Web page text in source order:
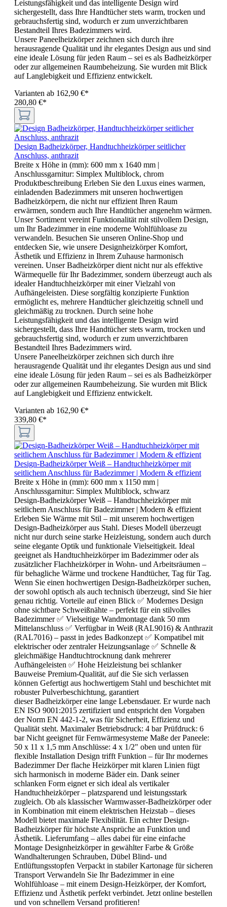
Leistungsfähigkeit und das intelligente Design wird
sichergestellt, dass Ihre Handtücher stets warm, trocken und
gebrauchsfertig sind, wodurch er zum unverzichtbaren
Bestandteil Ihres Badezimmers wird.
Unsere Paneelheizkörper zeichnen sich durch ihre
herausragende Qualität und ihr elegantes Design aus und sind
eine ideale Lösung für jeden Raum – sei es als Badheizkörper
oder zur allgemeinen Raumbeheizung. Sie wurden mit Blick
auf Langlebigkeit und Effizienz entwickelt.
Varianten ab 162,90 €*
280,80 €*
Design Badheizkörper, Handtuchheizkörper seitlicher
Anschluss, anthrazit
Breite x Höhe in (mm): 600 mm x 1640 mm |
Anschlussgarnitur: Simplex Multiblock, chrom
Produktbeschreibung Erleben Sie den Luxus eines warmen,
einladenden Badezimmers mit unseren hochwertigen
Badheizkörpern, die nicht nur effizient Ihren Raum
erwärmen, sondern auch Ihre Handtücher angenehm wärmen.
Unser Sortiment vereint Funktionalität mit stilvollem Design,
um Ihr Badezimmer in eine moderne Wohlfühloase zu
verwandeln. Besuchen Sie unseren Online-Shop und
entdecken Sie, wie unsere Designheizkörper Komfort,
Ästhetik und Effizienz in Ihrem Zuhause harmonisch
vereinen. Unser Badheizkörper dient nicht nur als effektive
Wärmequelle für Ihr Badezimmer, sondern überzeugt auch als
idealer Handtuchheizkörper mit einer Vielzahl von
Aufhängeleisten. Diese sorgfältig konzipierte Funktion
ermöglicht es, mehrere Handtücher gleichzeitig schnell und
gleichmäßig zu trocknen. Durch seine hohe
Leistungsfähigkeit und das intelligente Design wird
sichergestellt, dass Ihre Handtücher stets warm, trocken und
gebrauchsfertig sind, wodurch er zum unverzichtbaren
Bestandteil Ihres Badezimmers wird.
Unsere Paneelheizkörper zeichnen sich durch ihre
herausragende Qualität und ihr elegantes Design aus und sind
eine ideale Lösung für jeden Raum – sei es als Badheizkörper
oder zur allgemeinen Raumbeheizung. Sie wurden mit Blick
auf Langlebigkeit und Effizienz entwickelt.
Varianten ab 162,90 €*
339,80 €*
Design-Badheizkörper Weiß – Handtuchheizkörper mit
seitlichem Anschluss für Badezimmer | Modern & effizient
Breite x Höhe in (mm): 600 mm x 1150 mm |
Anschlussgarnitur: Simplex Multiblock, schwarz
Design-Badheizkörper Weiß – Handtuchheizkörper mit
seitlichem Anschluss für Badezimmer | Modern & effizient
Erleben Sie Wärme mit Stil – mit unserem hochwertigen
Design-Badheizkörper aus Stahl. Dieses Modell überzeugt
nicht nur durch seine starke Heizleistung, sondern auch durch
seine elegante Optik und funktionale Vielseitigkeit. Ideal
geeignet als Handtuchheizkörper im Badezimmer oder als
zusätzlicher Flachheizkörper in Wohn- und Arbeitsräumen –
für behagliche Wärme und trockene Handtücher, Tag für Tag.
Wenn Sie einen hochwertigen Design-Badheizkörper suchen,
der sowohl optisch als auch technisch überzeugt, sind Sie hier
genau richtig. Vorteile auf einen Blick ✅ Modernes Design
ohne sichtbare Schweißnähte – perfekt für ein stilvolles
Badezimmer ✅ Vielseitige Wandmontage dank 50 mm
Mittelanschluss ✅ Verfügbar in Weiß (RAL9016) & Anthrazit
(RAL7016) – passt in jedes Badkonzept ✅ Kompatibel mit
elektrischer oder zentraler Heizungsanlage ✅ Schnelle &
gleichmäßige Handtuchtrocknung dank mehrerer
Aufhängeleisten ✅ Hohe Heizleistung bei schlanker
Bauweise Premium-Qualität, auf die Sie sich verlassen
können Gefertigt aus hochwertigem Stahl und beschichtet mit
robuster Pulverbeschichtung, garantiert
dieser Badheizkörper eine lange Lebensdauer. Er wurde nach
EN ISO 9001:2015 zertifiziert und entspricht den Vorgaben
der Norm EN 442-1-2, was für Sicherheit, Effizienz und
Qualität steht. Maximaler Betriebsdruck: 4 bar Prüfdruck: 6
bar Nicht geeignet für Fernwärmesysteme Maße der Paneele:
50 x 11 x 1,5 mm Anschlüsse: 4 x 1/2" oben und unten für
flexible Installation Design trifft Funktion – für Ihr modernes
Badezimmer Der flache Heizkörper mit klaren Linien fügt
sich harmonisch in moderne Bäder ein. Dank seiner
schlanken Form eignet er sich ideal als vertikaler
Handtuchheizkörper – platzsparend und leistungsstark
zugleich. Ob als klassischer Warmwasser-Badheizkörper oder
in Kombination mit einem elektrischen Heizstab – dieses
Modell bietet maximale Flexibilität. Ein echter Design-
Badheizkörper für höchste Ansprüche an Funktion und
Ästhetik. Lieferumfang – alles dabei für eine einfache
Montage Designheizkörper in gewählter Farbe & Größe
Wandhalterungen Schrauben, Dübel Blind- und
Entlüftungsstopfen Verpackt in stabiler Kartonage für sicheren
Transport Verwandeln Sie Ihr Badezimmer in eine
Wohlfühloase – mit einem Design-Heizkörper, der Komfort,
Effizienz und Ästhetik perfekt verbindet. Jetzt online bestellen
und von schnellem Versand profitieren!